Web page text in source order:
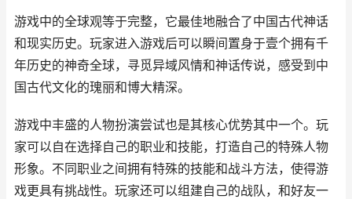
游戏中的全球观等于完整，它最佳地融合了中国古代神话
和现实历史。玩家进入游戏后可以瞬间置身于壹个拥有千
年历史的神奇全球，寻觅异域风情和神话传说，感受到中
国古代文化的瑰丽和博大精深。
游戏中丰盛的人物扮演尝试也是其核心优势其中一个。玩
家可以自在选择自己的职业和技能，打造自己的特殊人物
形象。不同职业之间拥有特殊的技能和战斗方法，使得游
戏更具有挑战性。玩家还可以组建自己的战队，和好友一